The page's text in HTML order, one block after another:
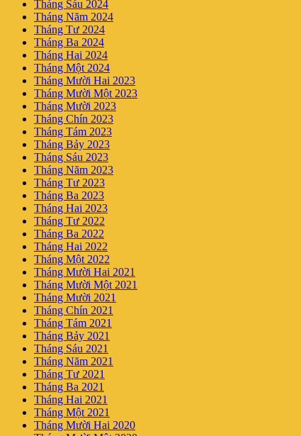
Tháng Sáu 2024
Tháng Năm 2024
Tháng Tư 2024
Tháng Ba 2024
Tháng Hai 2024
Tháng Một 2024
Tháng Mười Hai 2023
Tháng Mười Một 2023
Tháng Mười 2023
Tháng Chín 2023
Tháng Tám 2023
Tháng Bảy 2023
Tháng Sáu 2023
Tháng Năm 2023
Tháng Tư 2023
Tháng Ba 2023
Tháng Hai 2023
Tháng Tư 2022
Tháng Ba 2022
Tháng Hai 2022
Tháng Một 2022
Tháng Mười Hai 2021
Tháng Mười Một 2021
Tháng Mười 2021
Tháng Chín 2021
Tháng Tám 2021
Tháng Bảy 2021
Tháng Sáu 2021
Tháng Năm 2021
Tháng Tư 2021
Tháng Ba 2021
Tháng Hai 2021
Tháng Một 2021
Tháng Mười Hai 2020